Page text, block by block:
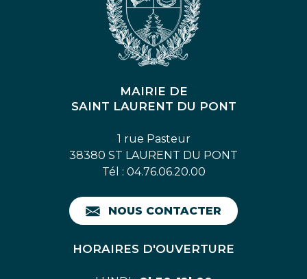
MAIRIE DE
SAINT LAURENT DU PONT
1 rue Pasteur
38380 ST LAURENT DU PONT
Tél : 04.76.06.20.00
NOUS CONTACTER
HORAIRES D'OUVERTURE